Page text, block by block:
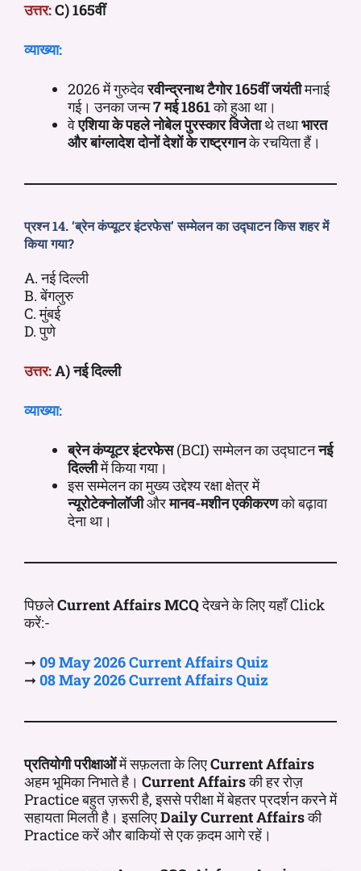
उत्तर:C) 165वीं
व्याख्या:
2026 में गुरुदेवरवीन्द्रनाथ टैगोर165वीं जयंतीमनाई
गई। उनका जन्म7 मई 1861को हुआ था।
वेएशिया के पहले नोबेल पुरस्कार विजेताथे तथाभारत
और बांग्लादेश दोनों देशों के राष्ट्रगानके रचयिता हैं।
प्रश्न 14. ‘ब्रेन कंप्यूटर इंटरफेस’ सम्मेलन का उद्घाटन किस शहर में
किया गया?
A. नई दिल्ली
B. बेंगलुरु
C. मुंबई
D. पुणे
उत्तर:A) नई दिल्ली
व्याख्या:
ब्रेन कंप्यूटर इंटरफेस(BCI) सम्मेलन का उद्घाटननई
दिल्लीमें किया गया।
इस सम्मेलन का मुख्य उद्देश्य रक्षा क्षेत्र में
न्यूरोटेक्नोलॉजीऔरमानव-मशीन एकीकरणको बढ़ावा
देना था।
पिछलेCurrent Affairs MCQदेखने के लिए यहाँ Click
करें:-
➞ 09 May2026 CurrentAffairsQuiz
➞ 08 May2026 CurrentAffairsQuiz
प्रतियोगी परीक्षाओंमें सफ़लता के लिएCurrent Affairs
अहम भूमिका निभाते है। Current Affairsकी हर रोज़
Practice बहुत ज़रूरी है, इससे परीक्षा में बेहतर प्रदर्शन करने में
सहायता मिलती है। इसलिएDaily Current Affairsकी
Practice करें और बाकियों से एक क़दम आगे रहें।